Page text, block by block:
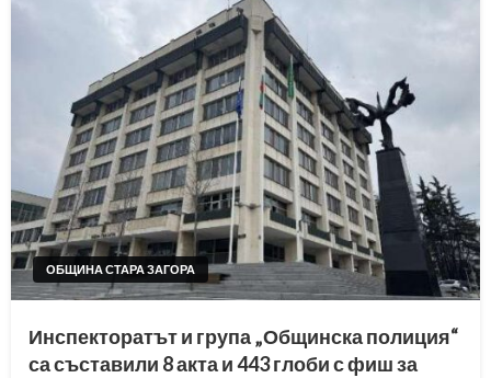
ОБЩИНА СТАРА ЗАГОРА
Инспекторатът и група „Общинска полиция“
са съставили 8 акта и 443 глоби с фиш за